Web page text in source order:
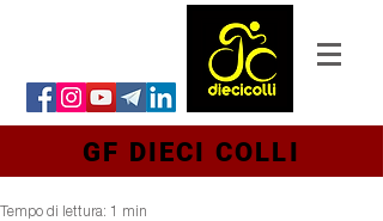
GF DIECI COLLI
Tempo di lettura: 1 min